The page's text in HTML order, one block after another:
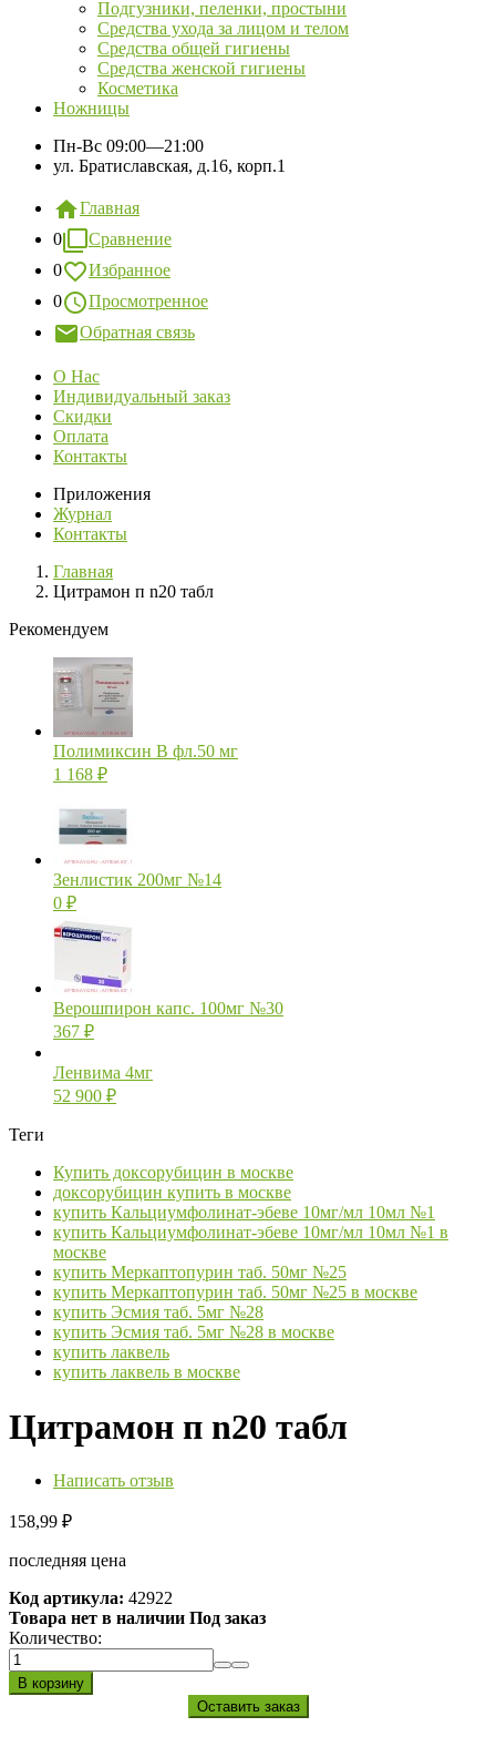
Подгузники, пеленки, простыни
Средства ухода за лицом и телом
Средства общей гигиены
Средства женской гигиены
Косметика
Ножницы
Пн-Вс 09:00—21:00
ул. Братиславская, д.16, корп.1
Главная
0
Сравнение
0
Избранное
0
Просмотренное
Обратная связь
О Нас
Индивидуальный заказ
Скидки
Оплата
Контакты
Приложения
Журнал
Контакты
Главная
Цитрамон п n20 табл
Рекомендуем
Полимиксин В фл.50 мг
1 168 ₽
Зенлистик 200мг №14
0 ₽
Верошпирон капс. 100мг №30
367 ₽
Ленвима 4мг
52 900 ₽
Теги
Купить доксорубицин в москве
доксорубицин купить в москве
купить Кальциумфолинат-эбеве 10мг/мл 10мл №1
купить Кальциумфолинат-эбеве 10мг/мл 10мл №1 в
москве
купить Меркаптопурин таб. 50мг №25
купить Меркаптопурин таб. 50мг №25 в москве
купить Эсмия таб. 5мг №28
купить Эсмия таб. 5мг №28 в москве
купить лаквель
купить лаквель в москве
Цитрамон п n20 табл
Написать отзыв
158,99 ₽
последняя цена
Код артикула: 42922
Товара нет в наличии Под заказ
Количество: